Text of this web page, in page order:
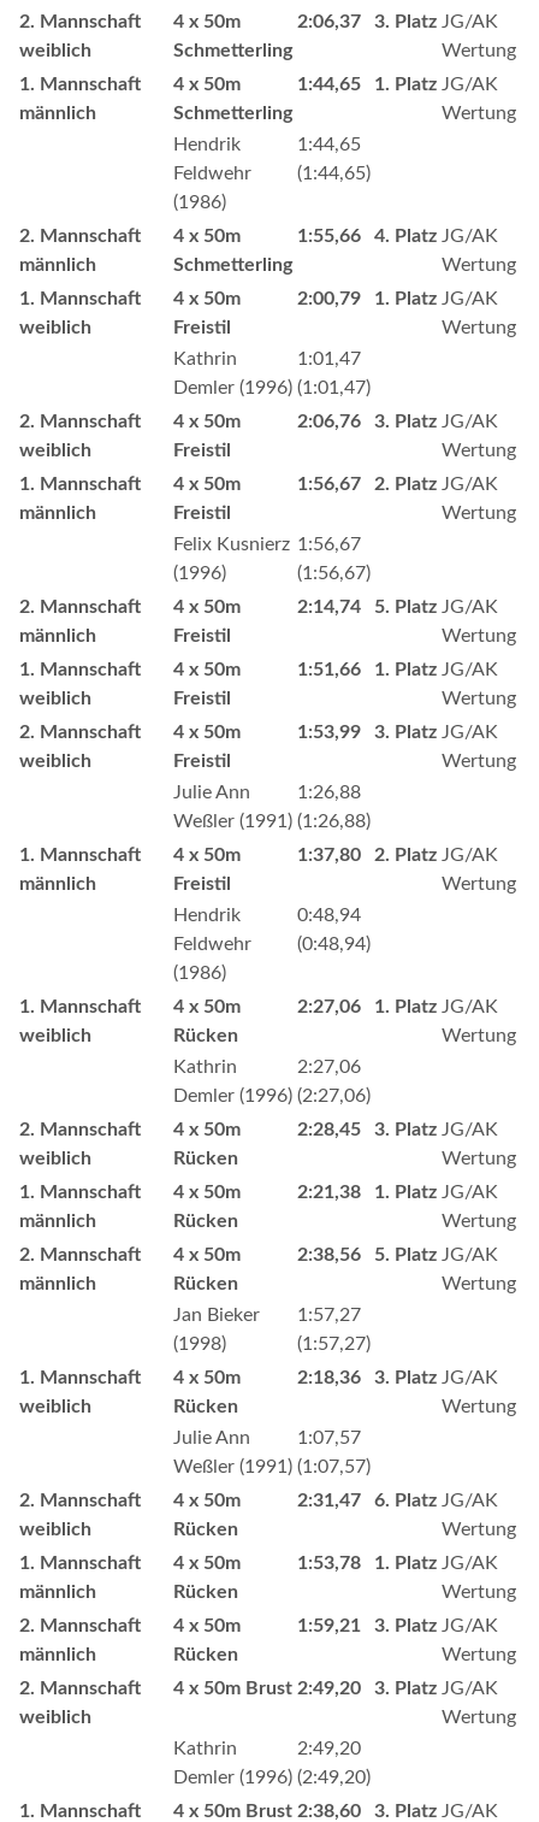
2. Mannschaft
weiblich
4 x 50m
Schmetterling
2:06,37 3. Platz JG/AK
Wertung
1. Mannschaft
männlich
4 x 50m
Schmetterling
1:44,65 1. Platz JG/AK
Wertung
Hendrik
Feldwehr
(1986)
1:44,65
(1:44,65)
2. Mannschaft
männlich
4 x 50m
Schmetterling
1:55,66 4. Platz JG/AK
Wertung
1. Mannschaft
weiblich
4 x 50m
Freistil
2:00,79 1. Platz JG/AK
Wertung
Kathrin
Demler (1996)
1:01,47
(1:01,47)
2. Mannschaft
weiblich
4 x 50m
Freistil
2:06,76 3. Platz JG/AK
Wertung
1. Mannschaft
männlich
4 x 50m
Freistil
1:56,67 2. Platz JG/AK
Wertung
Felix Kusnierz
(1996)
1:56,67
(1:56,67)
2. Mannschaft
männlich
4 x 50m
Freistil
2:14,74 5. Platz JG/AK
Wertung
1. Mannschaft
weiblich
4 x 50m
Freistil
1:51,66 1. Platz JG/AK
Wertung
2. Mannschaft
weiblich
4 x 50m
Freistil
1:53,99 3. Platz JG/AK
Wertung
Julie Ann
Weßler (1991)
1:26,88
(1:26,88)
1. Mannschaft
männlich
4 x 50m
Freistil
1:37,80 2. Platz JG/AK
Wertung
Hendrik
Feldwehr
(1986)
0:48,94
(0:48,94)
1. Mannschaft
weiblich
4 x 50m
Rücken
2:27,06 1. Platz JG/AK
Wertung
Kathrin
Demler (1996)
2:27,06
(2:27,06)
2. Mannschaft
weiblich
4 x 50m
Rücken
2:28,45 3. Platz JG/AK
Wertung
1. Mannschaft
männlich
4 x 50m
Rücken
2:21,38 1. Platz JG/AK
Wertung
2. Mannschaft
männlich
4 x 50m
Rücken
2:38,56 5. Platz JG/AK
Wertung
Jan Bieker
(1998)
1:57,27
(1:57,27)
1. Mannschaft
weiblich
4 x 50m
Rücken
2:18,36 3. Platz JG/AK
Wertung
Julie Ann
Weßler (1991)
1:07,57
(1:07,57)
2. Mannschaft
weiblich
4 x 50m
Rücken
2:31,47 6. Platz JG/AK
Wertung
1. Mannschaft
männlich
4 x 50m
Rücken
1:53,78 1. Platz JG/AK
Wertung
2. Mannschaft
männlich
4 x 50m
Rücken
1:59,21 3. Platz JG/AK
Wertung
2. Mannschaft
weiblich
4 x 50m Brust 2:49,20 3. Platz JG/AK
Wertung
Kathrin
Demler (1996)
2:49,20
(2:49,20)
1. Mannschaft
4 x 50m Brust 2:38,60 3. Platz JG/AK